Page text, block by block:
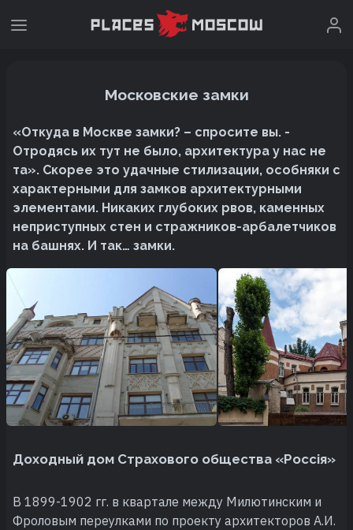
Московские замки
«Откуда в Москве замки? – спросите вы. -
Отродясь их тут не было, архитектура у нас не
та». Скорее это удачные стилизации, особняки с
характерными для замков архитектурными
элементами. Никаких глубоких рвов, каменных
неприступных стен и стражников-арбалетчиков
на башнях. И так… замки.
Доходный дом Страхового общества «Россiя»
В 1899-1902 гг. в квартале между Милютинским и
Фроловым переулками по проекту архитекторов А.И.